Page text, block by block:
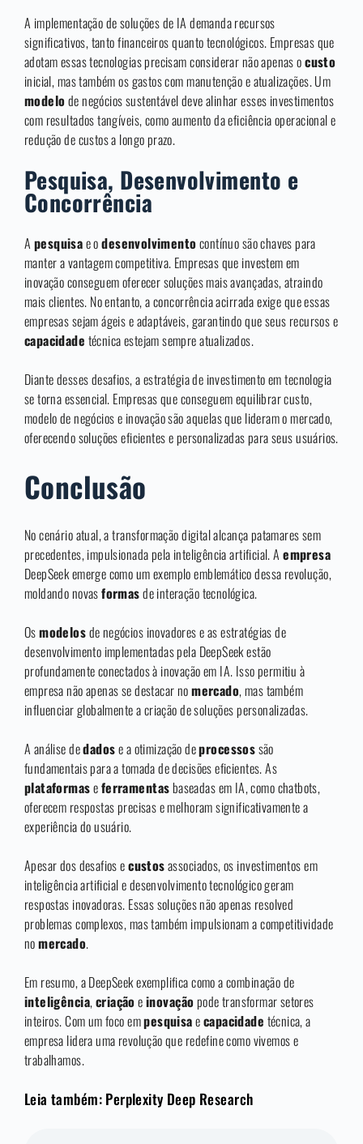
A implementação de soluções de IA demanda recursos
significativos, tanto financeiros quanto tecnológicos. Empresas que
adotam essas tecnologias precisam considerar não apenas ocusto
inicial, mas também os gastos com manutenção e atualizações. Um
modelode negócios sustentável deve alinhar esses investimentos
com resultados tangíveis, como aumento da eficiência operacional e
redução de custos a longo prazo.
Pesquisa, Desenvolvimento e
Concorrência
A pesquisae odesenvolvimentocontínuo são chaves para
manter a vantagem competitiva. Empresas que investem em
inovação conseguem oferecer soluções mais avançadas, atraindo
mais clientes. No entanto, a concorrência acirrada exige que essas
empresas sejam ágeis e adaptáveis, garantindo que seus recursos e
capacidade técnica estejam sempre atualizados.
Diante desses desafios, a estratégia de investimento em tecnologia
se torna essencial. Empresas que conseguem equilibrar custo,
modelo de negócios e inovação são aquelas que lideram o mercado,
oferecendo soluções eficientes e personalizadas para seus usuários.
Conclusão
No cenário atual, a transformação digital alcança patamares sem
precedentes, impulsionada pela inteligência artificial. Aempresa
DeepSeek emerge como um exemplo emblemático dessa revolução,
moldando novasformasde interação tecnológica.
Osmodelosde negócios inovadores e as estratégias de
desenvolvimento implementadas pela DeepSeek estão
profundamente conectados à inovação em IA. Isso permitiu à
empresa não apenas se destacar nomercado, mas também
influenciar globalmente a criação de soluções personalizadas.
A análise dedadose a otimização deprocessossão
fundamentais para a tomada de decisões eficientes. As
plataformaseferramentas baseadas em IA, como chatbots,
oferecem respostas precisas e melhoram significativamente a
experiência do usuário.
Apesar dos desafios ecustosassociados, os investimentos em
inteligência artificial e desenvolvimento tecnológico geram
respostas inovadoras. Essas soluções não apenas resolved
problemas complexos, mas também impulsionam a competitividade
nomercado.
Em resumo, a DeepSeek exemplifica como a combinação de
inteligência,criaçãoeinovaçãopode transformar setores
inteiros. Com um foco empesquisaecapacidade técnica, a
empresa lidera uma revolução que redefine como vivemos e
trabalhamos.
Leia também: Perplexity Deep Research